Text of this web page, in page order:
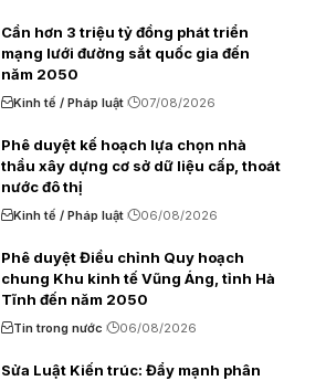
Cần hơn 3 triệu tỷ đồng phát triển
mạng lưới đường sắt quốc gia đến
năm 2050
Kinh tế / Pháp luật 07/08/2026
Phê duyệt kế hoạch lựa chọn nhà
thầu xây dựng cơ sở dữ liệu cấp, thoát
nước đô thị
Kinh tế / Pháp luật 06/08/2026
Phê duyệt Điều chỉnh Quy hoạch
chung Khu kinh tế Vũng Áng, tỉnh Hà
Tĩnh đến năm 2050
Tin trong nước 06/08/2026
Sửa Luật Kiến trúc: Đẩy mạnh phân